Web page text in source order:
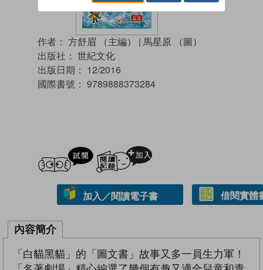
作者： 方舒眉 （主編） | 馬星原 （圖）
出版社： 世紀文化
出版日期： 12/2016
國際書號： 9789888373284
試閲
加入／閱讀電子書 借閱實體
內容簡介
「白貓黑貓」的「圖文書」故事又多一員生力軍！